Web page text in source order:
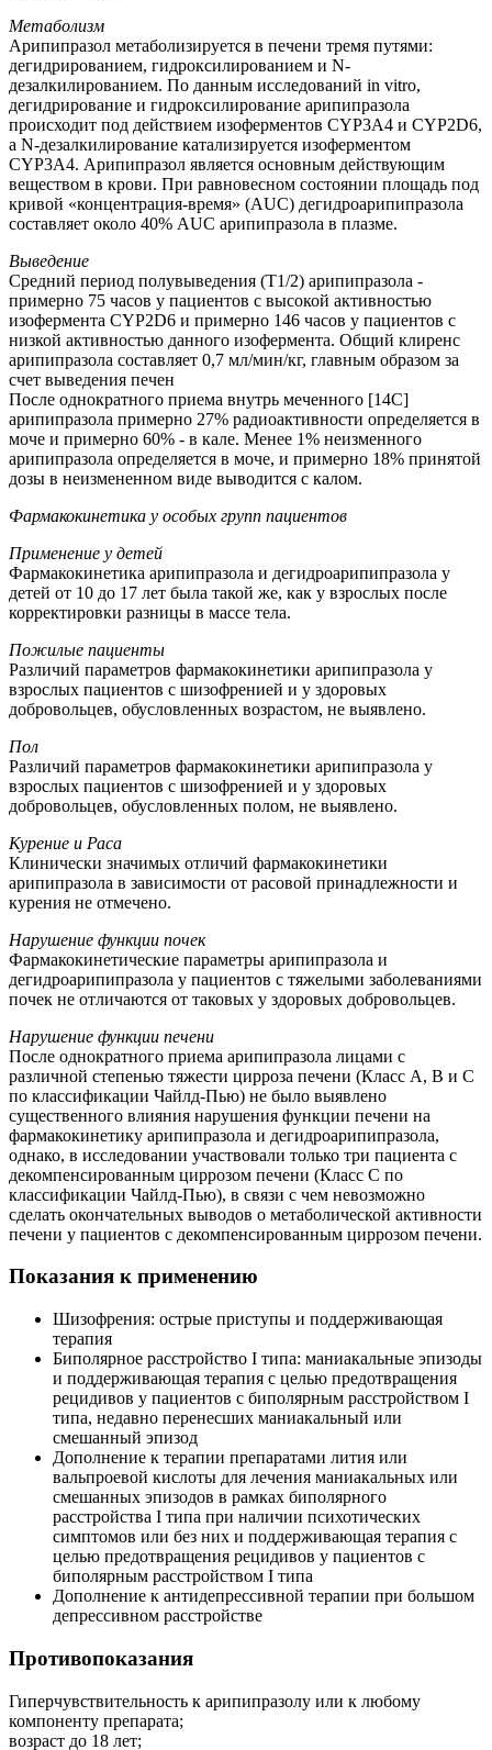
Метаболизм
Арипипразол метаболизируется в печени тремя путями:
дегидрированием, гидроксилированием и N-
дезалкилированием. По данным исследований in vitro,
дегидрирование и гидроксилирование арипипразола
происходит под действием изоферментов CYP3A4 и CYP2D6,
а N-дезалкилирование катализируется изоферментом
CYP3A4. Арипипразол является основным действующим
веществом в крови. При равновесном состоянии площадь под
кривой «концентрация-время» (AUC) дегидроарипипразола
составляет около 40% AUC арипипразола в плазме.
Выведение
Средний период полувыведения (T1/2) арипипразола -
примерно 75 часов у пациентов с высокой активностью
изофермента CYP2D6 и примерно 146 часов у пациентов с
низкой активностью данного изофермента. Общий клиренс
арипипразола составляет 0,7 мл/мин/кг, главным образом за
счет выведения печен
После однократного приема внутрь меченного [14C]
арипипразола примерно 27% радиоактивности определяется в
моче и примерно 60% - в кале. Менее 1% неизменного
арипипразола определяется в моче, и примерно 18% принятой
дозы в неизмененном виде выводится с калом.
Фармакокинетика у особых групп пациентов
Применение у детей
Фармакокинетика арипипразола и дегидроарипипразола у
детей от 10 до 17 лет была такой же, как у взрослых после
корректировки разницы в массе тела.
Пожилые пациенты
Различий параметров фармакокинетики арипипразола у
взрослых пациентов с шизофренией и у здоровых
добровольцев, обусловленных возрастом, не выявлено.
Пол
Различий параметров фармакокинетики арипипразола у
взрослых пациентов с шизофренией и у здоровых
добровольцев, обусловленных полом, не выявлено.
Курение и Раса
Клинически значимых отличий фармакокинетики
арипипразола в зависимости от расовой принадлежности и
курения не отмечено.
Нарушение функции почек
Фармакокинетические параметры арипипразола и
дегидроарипипразола у пациентов с тяжелыми заболеваниями
почек не отличаются от таковых у здоровых добровольцев.
Нарушение функции печени
После однократного приема арипипразола лицами с
различной степенью тяжести цирроза печени (Класс А, В и С
по классификации Чайлд-Пью) не было выявлено
существенного влияния нарушения функции печени на
фармакокинетику арипипразола и дегидроарипипразола,
однако, в исследовании участвовали только три пациента с
декомпенсированным циррозом печени (Класс С по
классификации Чайлд-Пью), в связи с чем невозможно
сделать окончательных выводов о метаболической активности
печени у пациентов с декомпенсированным циррозом печени.
Показания к применению
Шизофрения: острые приступы и поддерживающая
терапия
Биполярное расстройство I типа: маниакальные эпизоды
и поддерживающая терапия с целью предотвращения
рецидивов у пациентов с биполярным расстройством I
типа, недавно перенесших маниакальный или
смешанный эпизод
Дополнение к терапии препаратами лития или
вальпроевой кислоты для лечения маниакальных или
смешанных эпизодов в рамках биполярного
расстройства I типа при наличии психотических
симптомов или без них и поддерживающая терапия с
целью предотвращения рецидивов у пациентов с
биполярным расстройством I типа
Дополнение к антидепрессивной терапии при большом
депрессивном расстройстве
Противопоказания
Гиперчувствительность к арипипразолу или к любому
компоненту препарата;
возраст до 18 лет;